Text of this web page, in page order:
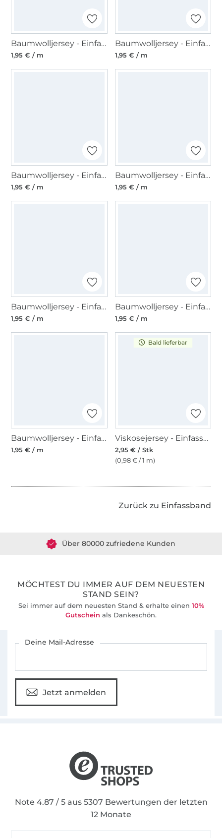
Baumwolljersey - Einfassband quer, altgrün
1,95 € / m
Baumwolljersey - Einfassband quer, cognac
1,95 € / m
Baumwolljersey - Einfassband quer, lila
1,95 € / m
Baumwolljersey - Einfassband quer, hellgrün
1,95 € / m
Baumwolljersey - Einfassband quer, bordeaux
1,95 € / m
Baumwolljersey - Einfassband quer, apfelgrün
1,95 € / m
Baumwolljersey - Einfassband quer, dunkelgrau
1,95 € / m
Bald lieferbar
Viskosejersey - Einfassband 3m, schwarz
2,95 € / Stk
(0,98 € / 1 m)
Zurück zu Einfassband
Über 1.8 Millionen Meter Stoff versandfertig
MÖCHTEST DU IMMER AUF DEM NEUESTEN
STAND SEIN?
Sei immer auf dem neuesten Stand & erhalte einen 10%
Gutschein als Dankeschön.
Deine Mail-Adresse
Jetzt anmelden
Note 4.87 / 5 aus 5307 Bewertungen der letzten
12 Monate